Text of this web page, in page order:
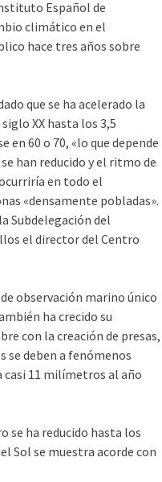
Español de
climático en el
hace tres años sobre
que se ha acelerado la
XX hasta los 3,5
60 o 70, «lo que depende
han reducido y el ritmo de
en todo el
«densamente pobladas».
Subdelegación del
el director del Centro
observación marino único
ha crecido su
con la creación de presas,
se deben a fenómenos
casi 11 milímetros al año
se ha reducido hasta los
Sol se muestra acorde con